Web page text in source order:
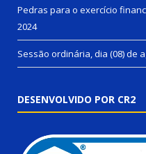
Pedras para o exercício
2024
Sessão ordinária, dia (08) de
DESENVOLVIDO POR CR2